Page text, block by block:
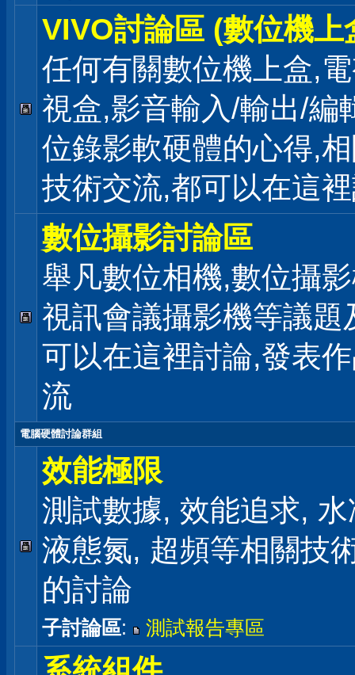
VIVO討論區 (數位機上
任何有關數位機上盒,
視盒,影音輸入/輸出/編
位錄影軟硬體的心得,
技術交流,都可以在這
數位攝影討論區
舉凡數位相機,數位攝
視訊會議攝影機等議題
可以在這裡討論,發表
流
電腦硬體討論群組
效能極限
測試數據, 效能追求,
液態氮, 超頻等相關技
的討論
子討論區: 測試報告專區